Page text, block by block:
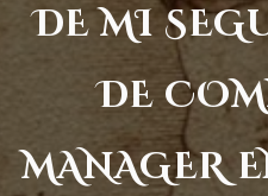
DE MI
DE
MANAGER